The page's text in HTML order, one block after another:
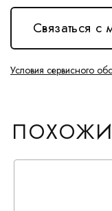
Связаться
Условия сервисного